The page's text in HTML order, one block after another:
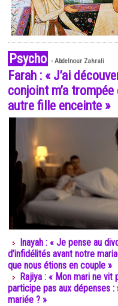
Psycho - Abdelnour Zahrali
Farah : « J’ai
conjoint m’a
autre fille enceinte »
Inayah : « Je pense au
d’infidélités avant notre
que nous étions en couple »
Rajiya : « Mon mari ne vit
participe pas aux dépenses
mariée ? »